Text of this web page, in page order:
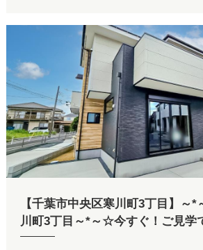
【千葉市中央区寒川町3丁目】～
川町3丁目～*～☆今すぐ！ご見学
せお待ちしてます♪